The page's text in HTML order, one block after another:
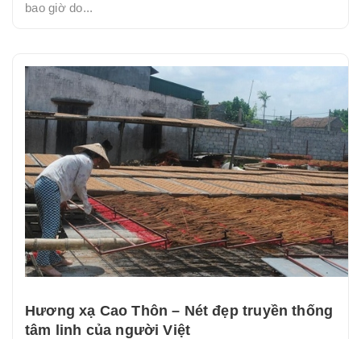
bao giờ do...
Hương xạ Cao Thôn – Nét đẹp truyền thống
tâm linh của người Việt